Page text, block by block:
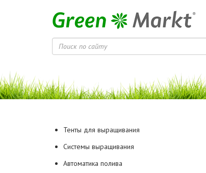
Тенты для выращивания
Системы выращивания
Автоматика полива